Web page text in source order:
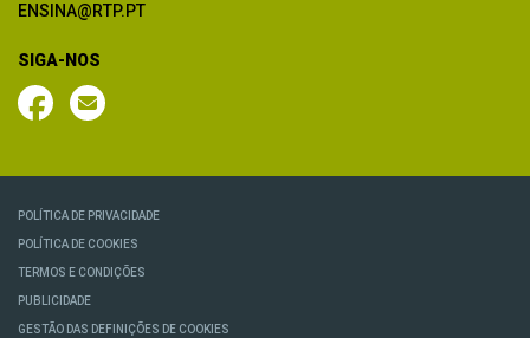
ENSINA@RTP.PT
SIGA-NOS
POLÍTICA DE PRIVACIDADE
POLÍTICA DE COOKIES
TERMOS E CONDIÇÕES
PUBLICIDADE
GESTÃO DAS DEFINIÇÕES DE COOKIES